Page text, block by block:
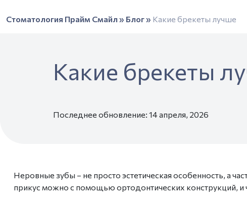
Стоматология Прайм Смайл » Блог» Какие брекеты лучше
Какие брекеты
Последнее обновление: 14 апреля, 2026
Неровные зубы – не просто эстетическая особенность, а
прикус можно с помощью ортодонтических конструкций,